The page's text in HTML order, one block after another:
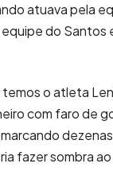
atuava pela
do Santos
temos o atleta
com faro de
fazer sombra